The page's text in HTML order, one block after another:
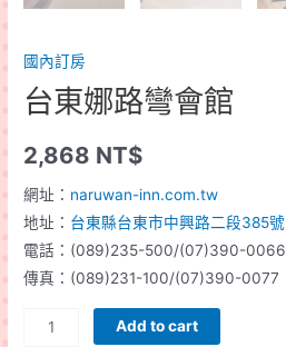
國內訂房
台東娜路彎會館
2,868 NT$
網址： naruwan-inn.com.tw
地址： 台東縣台東市中興路二段385號
電話：(089)235-500/(07)390-0066
傳真：(089)231-100/(07)390-0077
Add to cart